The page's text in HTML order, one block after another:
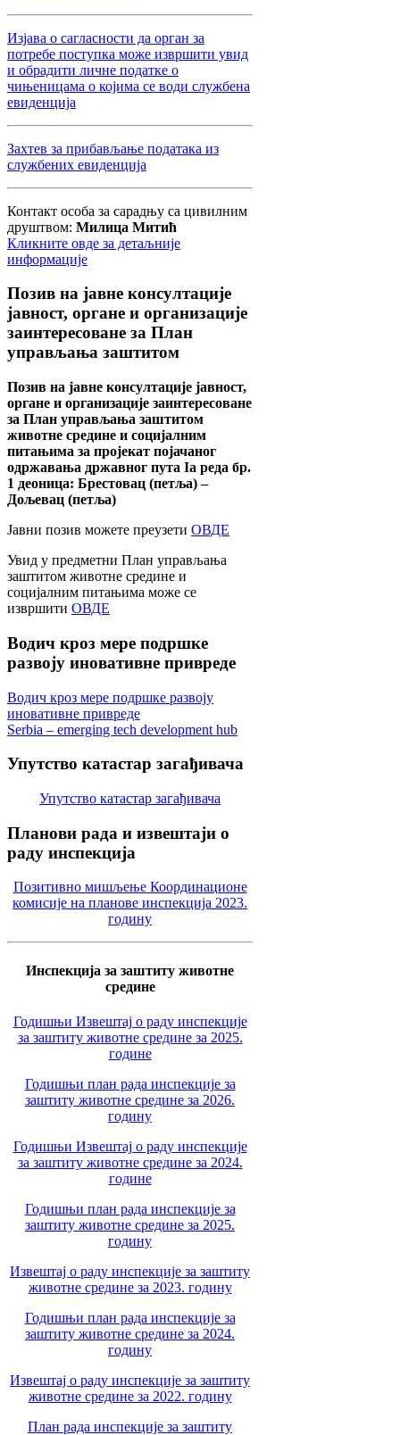
Изјава о сагласности да орган за
потребе поступка може извршити увид
и обрадити личне податке о
чињеницама о којима се води службена
евиденција
Захтев за прибављање података из
службених евиденција
Контакт особа за сарадњу са цивилним
друштвом: Милица Митић
Кликните овде за детаљније
информације
Позив на јавне консултације
јавност, органе и организације
заинтересоване за План
управљања заштитом
Позив на јавне консултације јавност,
органе и организације заинтересоване
за План управљања заштитом
животне средине и социјалним
питањима за пројекат појачаног
одржавања државног пута Ia реда бр.
1 деоница: Брестовац (петља) –
Дољевац (петља)
Јавни позив можете преузети ОВДЕ
Увид у предметни План управљања
заштитом животне средине и
социјалним питањима може се
извршити ОВДЕ
Водич кроз мере подршке
развоју иновативне привреде
Водич кроз мере подршке развоју
иновативне привреде
Serbia – emerging tech development hub
Упутство катастар загађивача
Упутство катастар загађивача
Планови рада и извештаји о
раду инспекција
Позитивно мишљење Координационе
комисије на планове инспекција 2023.
годину
Инспекција за заштиту животне
средине
Годишњи Извештај о раду инспекције
за заштиту животне средине за 2025.
године
Годишњи план рада инспекције за
заштиту животне средине за 2026.
годину
Годишњи Извештај о раду инспекције
за заштиту животне средине за 2024.
године
Годишњи план рада инспекције за
заштиту животне средине за 2025.
годину
Извештај о раду инспекције за заштиту
животне средине за 2023. годину
Годишњи план рада инспекције за
заштиту животне средине за 2024.
годину
Извештај о раду инспекције за заштиту
животне средине за 2022. годину
План рада инспекције за заштиту